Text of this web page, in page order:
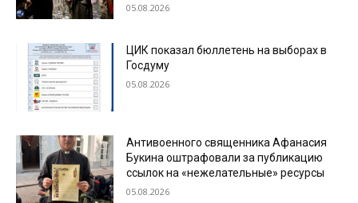
05.08.2026
ЦИК показал бюллетень на выборах в
Госдуму
05.08.2026
Антивоенного священника Афанасия
Букина оштрафовали за публикацию
ссылок на «нежелательные» ресурсы
05.08.2026